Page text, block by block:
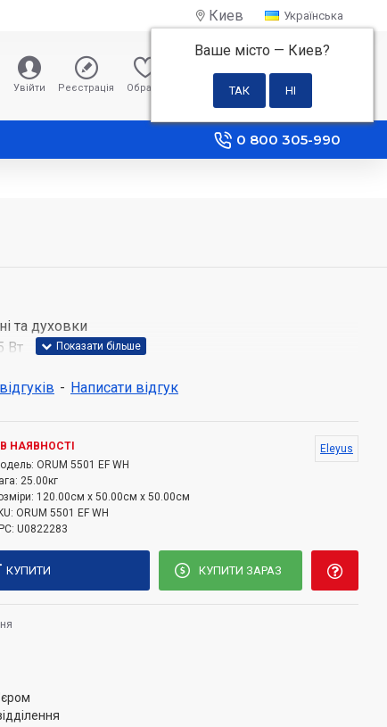
Киев
Ваше місто — Киев?
Українська
Увійти Реєстрація Обране Порівняння
0 грн
0 800 305-990
та духовки
Вт
емаль легкого очищення
балонний газ у комплекті
- Написати відгук
В НАЯВНОСТІ
ORUM 5501 EF WH
25.00кг
120.00см x 50.00см x 50.00см
ORUM 5501 EF WH
U0822283
Eleyus
КУПИТИ КУПИТИ ЗАРАЗ